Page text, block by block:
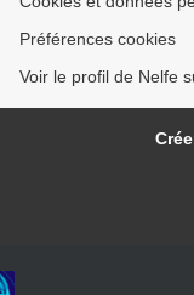
Préférences cookies
Voir le profil de Nelfe